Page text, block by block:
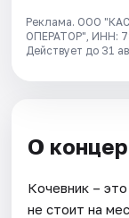
Реклама. ООО
ОПЕРАТОР", ИНН:
Действует до 31
О
Кочевник –
не стоит на